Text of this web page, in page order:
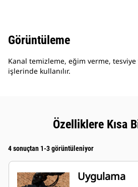
Görüntüleme
Kanal temizleme, eğim verme,
işlerinde kullanılır.
Özelliklere Kısa
4 sonuçtan 1-3 görüntüleniyor
Uygulama